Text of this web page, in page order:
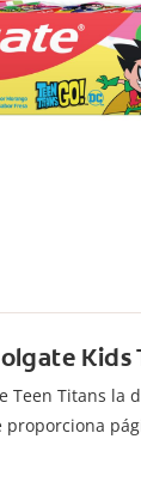
Kids
Teen Titans la